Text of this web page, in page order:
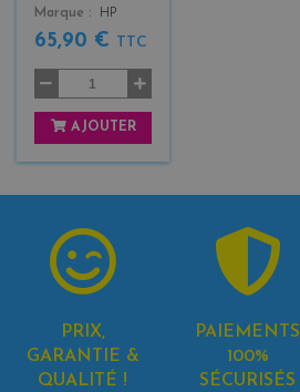
Marque
HP
65,90 € TTC
AJOUTER
PRIX,
GARANTIE &
QUALITÉ !
PAIEMENTS
100%
SÉCURISÉS